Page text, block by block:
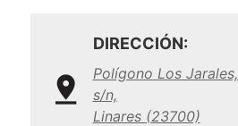
DIRECCIÓN:
Polígono Los
s/n,
Linares (23700)